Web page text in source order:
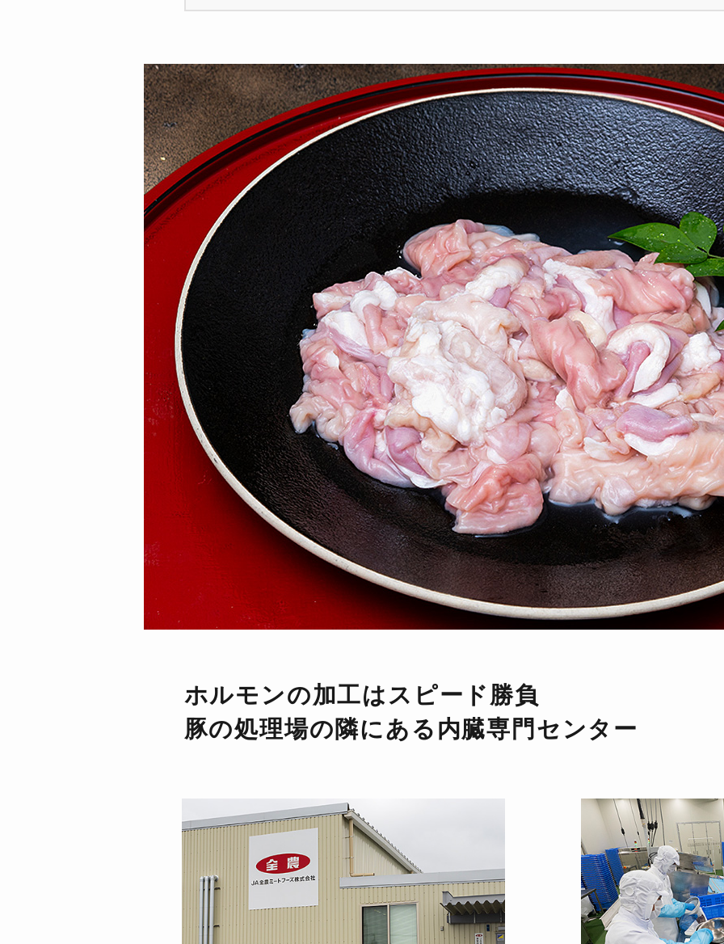
ホルモンの加工はスピード勝負
豚の処理場の隣にある 内臓専門センター